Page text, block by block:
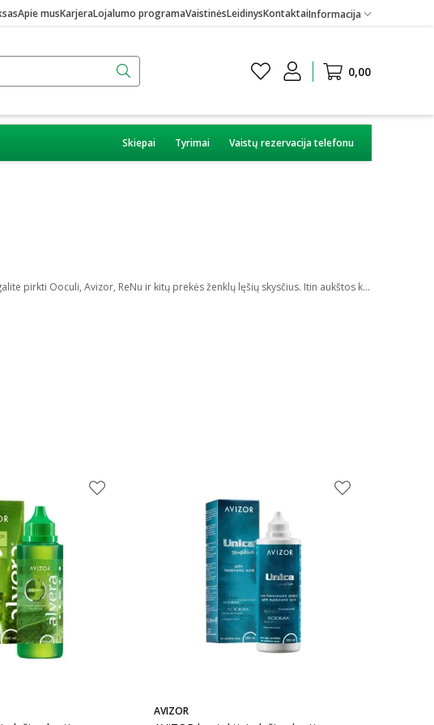
Apie musKarjeraLojalumo programaVaistinėsLeidinysKontaktaiInformacija
0,00
Skiepai Tyrimai Vaistų rezervacija telefonu
Komfortiškam daugkartinių kontaktinių lęšių nešiojimui yra reikalingas lęšių skystis. Internetinėje vaistinėje, labai patrauklia kaina galite pirkti Ooculi, Avizor, ReNu ir kitų prekės ženklų lęšių skysčius. Itin aukštos kokybės priemonės leis tinkamai saugoti daugiadienius lęšius bei gali padėti jaustis dar geriau su jais.
AVIZOR